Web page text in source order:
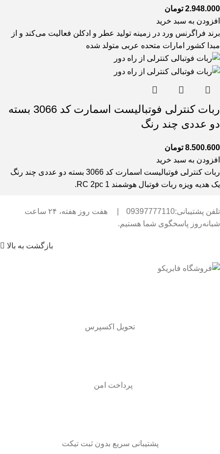
2.948.000 تومان
افزودن به سبد خرید
برند فراگرنس ورد در زمینه تولید عطر و ادکلن فعالیت می‌کند و از
مبدا کشور امارات متحده عربی متولد شده
ربات کنترلی فوتبالیست اسمارت کد 3066 بسته
دو عددی چند رنگ
8.500.600 تومان
افزودن به سبد خرید
ربات کنترلی فوتبالیست اسمارت کد 3066 بسته دو عددی چند رنگ
یک هدیه ویزه ربات فوتبال هوشمند RC 2pc 1.
تلفن پشتیبانی:09397777110
هفت روز هفته، ۲۴ ساعت
شبانه‌روز پاسخگوی شما هستیم.
بازگشت به بالا
تحویل اکسپرس
پرداخت امن
پشتیبانی سریع بدون ثبت تیکت